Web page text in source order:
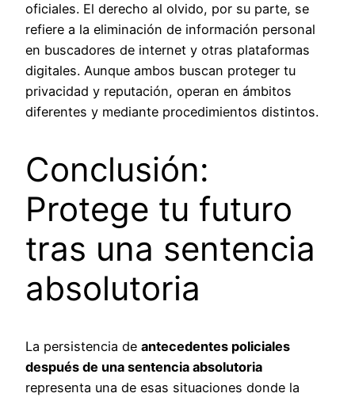
oficiales. El derecho al olvido, por su parte, se
refiere a la eliminación de información personal
en buscadores de internet y otras plataformas
digitales. Aunque ambos buscan proteger tu
privacidad y reputación, operan en ámbitos
diferentes y mediante procedimientos distintos.
Conclusión:
Protege tu futuro
tras una sentencia
absolutoria
La persistencia de antecedentes policiales
después de una sentencia absolutoria
representa una de esas situaciones donde la